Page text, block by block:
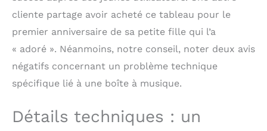
parcours motricité
montessori est plein de
plaisir d'exploration
sensorielle et est mieux
instructions
enfant. Cadeau éducatif
Montessori parfait pour
cliente partage avoir acheté ce tableau pour le
premier anniversaire de sa petite fille qui l’a
« adoré ». Néanmoins, notre conseil, noter deux avis
négatifs concernant un problème technique
spécifique lié à une boîte à musique.
Détails techniques : un